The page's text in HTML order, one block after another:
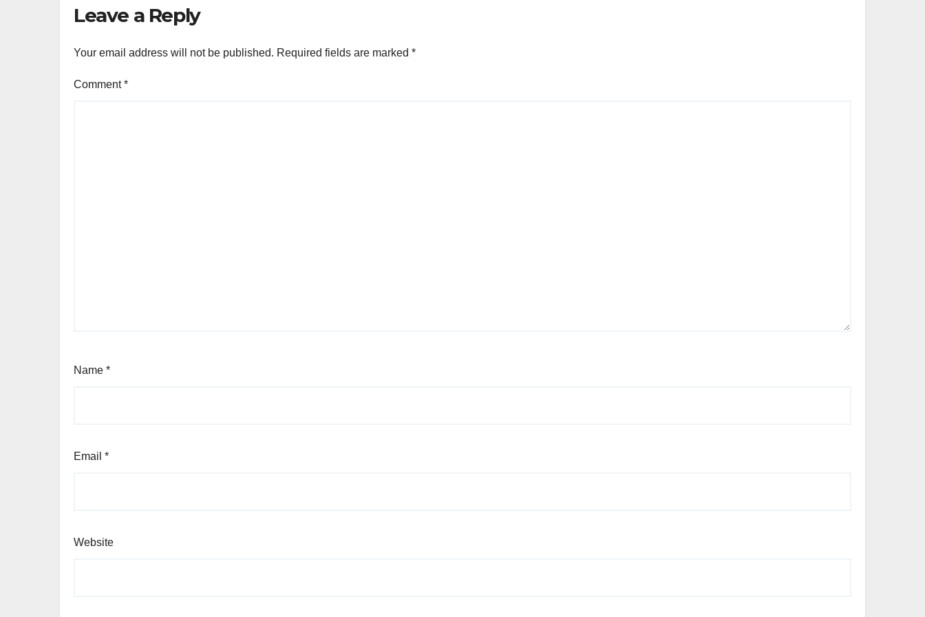
Leave a Reply
Your email address will not be published. Required fields are marked *
Comment*
Name *
Email *
Website